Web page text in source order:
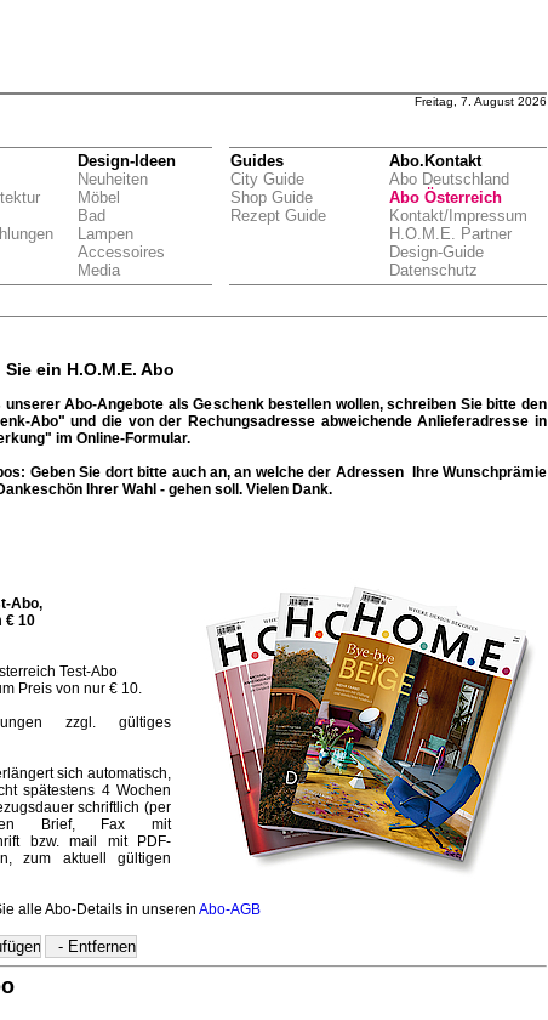
Freitag, 7. August 2026
Design-Ideen
Neuheiten
Möbel
Bad
Lampen
Accessoires
Media
Guides
City Guide
Shop Guide
Rezept Guide
Abo.Kontakt
Abo Deutschland
Abo Österreich
Kontakt/Impressum
H.O.M.E. Partner
Design-Guide
Datenschutz
ein H.O.M.E. Abo
unserer Abo-Angebote als Geschenk bestellen wollen, schreiben Sie bitte den
Abo" und die von der Rechungsadresse abweichende Anlieferadresse in
im Online-Formular.
Geben Sie dort bitte auch an, an welche der Adressen Ihre Wunschprämie
Ihrer Wahl - gehen soll. Vielen Dank.
Abo,
€ 10
Test-Abo
Preis von nur € 10.
zzgl. gültiges
sich automatisch,
spätestens 4 Wochen
schriftlich (per
Brief, Fax mit
bzw. mail mit PDF-
zum aktuell gültigen
alle Abo-Details in unseren Abo-AGB